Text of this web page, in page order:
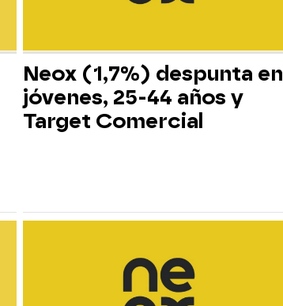
Neox (1,7%) despunta en
jóvenes, 25-44 años y
Target Comercial